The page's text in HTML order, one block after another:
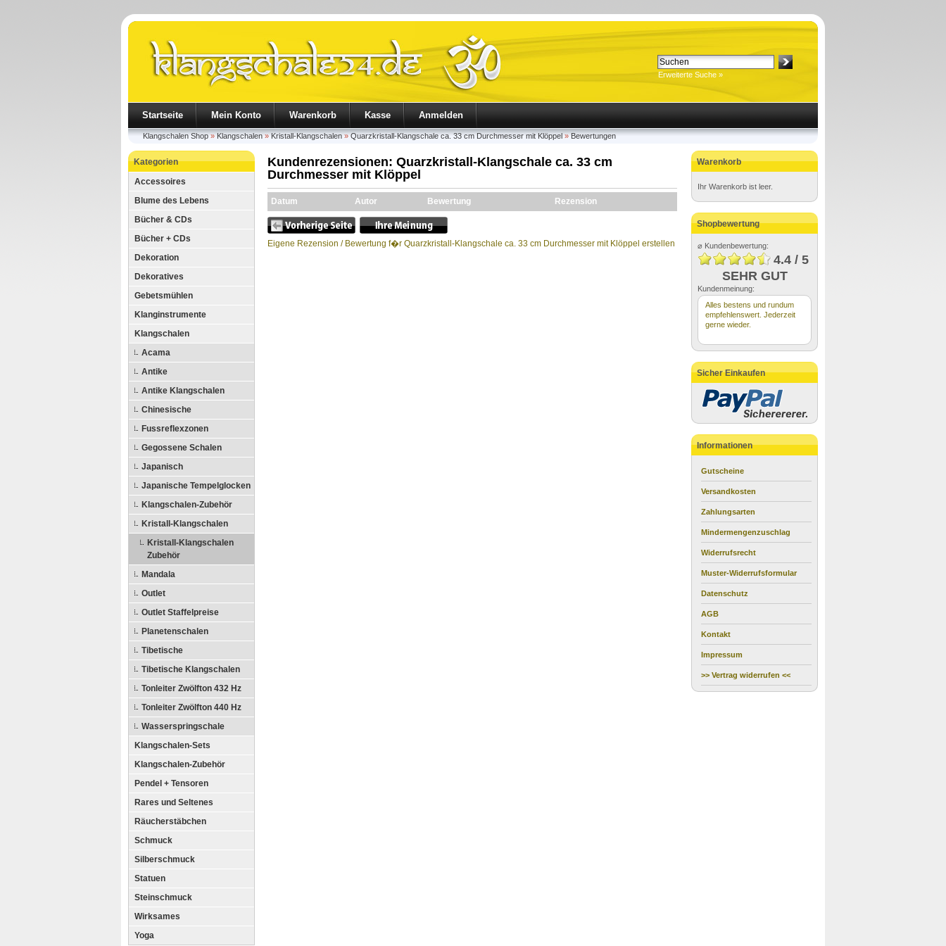
Erweiterte Suche »
Startseite Mein Konto Warenkorb Kasse Anmelden
Klangschalen Shop»Klangschalen»Kristall-Klangschalen»Quarzkristall-Klangschale ca. 33 cm Durchmesser mit Klöppel»Bewertungen
Kategorien
Accessoires
Blume des Lebens
Bücher & CDs
Bücher + CDs
Dekoration
Dekoratives
Gebetsmühlen
Klanginstrumente
Klangschalen
Acama
Antike
Antike Klangschalen
Chinesische
Fussreflexzonen
Gegossene Schalen
Japanisch
Japanische Tempelglocken
Klangschalen-Zubehör
Kristall-Klangschalen
Kristall-Klangschalen
Zubehör
Mandala
Outlet
Outlet Staffelpreise
Planetenschalen
Tibetische
Tibetische Klangschalen
Tonleiter Zwölfton 432 Hz
Tonleiter Zwölfton 440 Hz
Wasserspringschale
Klangschalen-Sets
Klangschalen-Zubehör
Pendel + Tensoren
Rares und Seltenes
Räucherstäbchen
Schmuck
Silberschmuck
Statuen
Steinschmuck
Wirksames
Yoga
Kundenrezensionen: Quarzkristall-Klangschale ca. 33 cm
Durchmesser mit Klöppel
Datum Autor Bewertung Rezension
Eigene Rezension / Bewertung f�r Quarzkristall-Klangschale ca. 33 cm Durchmesser mit Klöppel erstellen
Warenkorb
Ihr Warenkorb ist leer.
Shopbewertung
⌀ Kundenbewertung:
4.4 / 5
SEHR GUT
Kundenmeinung:
Alles bestens und rundum
empfehlenswert. Jederzeit
gerne wieder.
Sicher Einkaufen
Informationen
Gutscheine
Versandkosten
Zahlungsarten
Mindermengenzuschlag
Widerrufsrecht
Muster-Widerrufsformular
Datenschutz
AGB
Kontakt
Impressum
>> Vertrag widerrufen <<